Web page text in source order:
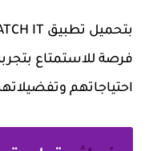
فرصة للاستمتاع
احتياجاتهم